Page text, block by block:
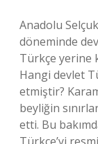
Anadolu
döneminde
Türkçe yerine
Hangi devlet
etmiştir?
beyliğin
etti. Bu